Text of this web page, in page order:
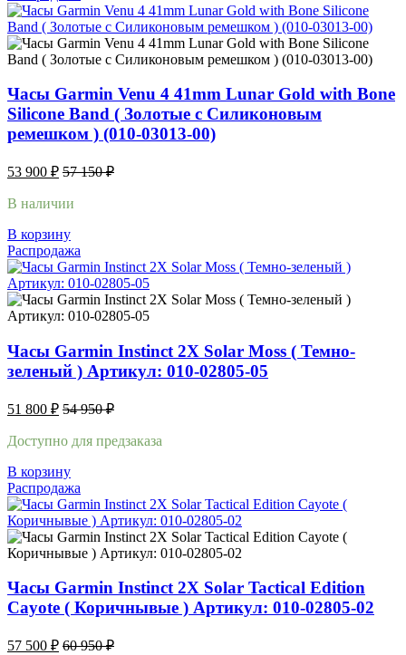
Часы Garmin Venu 4 41mm Lunar Gold with Bone
Silicone Band ( Золотые с Силиконовым
ремешком ) (010-03013-00)
53 900 ₽ 57 150₽
В наличии
В корзину
Распродажа
Часы Garmin Instinct 2X Solar Moss ( Темно-
зеленый ) Артикул: 010-02805-05
51 800 ₽ 54 950₽
Доступно для предзаказа
В корзину
Распродажа
Часы Garmin Instinct 2X Solar Tactical Edition
Cayote ( Коричнывые ) Артикул: 010-02805-02
57 500 ₽ 60 950₽